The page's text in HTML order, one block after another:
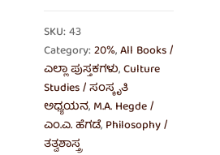
SKU: 43
Category:20%,All Books /
ಎಲ್ಲಾ ಪುಸ್ತಕಗಳು,Culture
Studies / ಸಂಸ್ಕೃತಿ
ಅಧ್ಯಯನ, M.A. Hegde /
ಎಂ.ಎ. ಹೆಗಡೆ, Philosophy /
ತತ್ವಶಾಸ್ತ್ರ